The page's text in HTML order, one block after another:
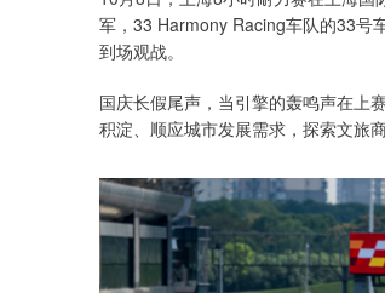
军，33 Harmony Racing车队的33号
到场观战。
国庆长假尾声，当引擎的轰鸣声在上
积淀、顺应城市发展需求，探索文旅